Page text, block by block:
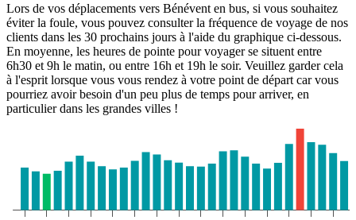
Lors de vos déplacements vers Bénévent en bus, si vous souhaitez
éviter la foule, vous pouvez consulter la fréquence de voyage de nos
clients dans les 30 prochains jours à l'aide du graphique ci-dessous.
En moyenne, les heures de pointe pour voyager se situent entre
6h30 et 9h le matin, ou entre 16h et 19h le soir. Veuillez garder cela
à l'esprit lorsque vous vous rendez à votre point de départ car vous
pourriez avoir besoin d'un peu plus de temps pour arriver, en
particulier dans les grandes villes !